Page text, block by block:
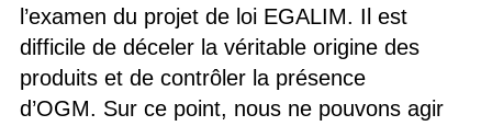
l’examen du projet de loi EGALIM. Il est
difficile de déceler la véritable origine des
produits et de contrôler la présence
d’OGM. Sur ce point, nous ne pouvons agir